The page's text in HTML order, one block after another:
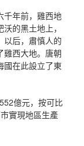
千年前，雞西地
的黑土地上，
后，肅慎人的
西大地。唐朝
國在此設立了東
億元，按可比
實現地區生產